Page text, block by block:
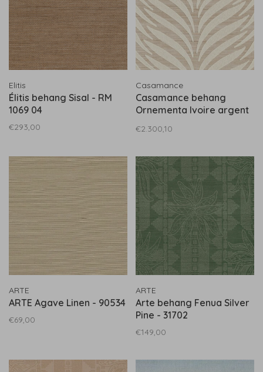
Elitis
Élitis behang Sisal - RM
1069 04
€293,00
Casamance
Casamance behang
Ornementa Ivoire argent
€2.300,10
ARTE
ARTE Agave Linen - 90534
€69,00
ARTE
Arte behang Fenua Silver
Pine - 31702
€149,00